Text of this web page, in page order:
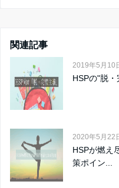
関連記事
2019年5月10
HSPの"脱
2020年5月22
HSPが燃え
策ポイン...